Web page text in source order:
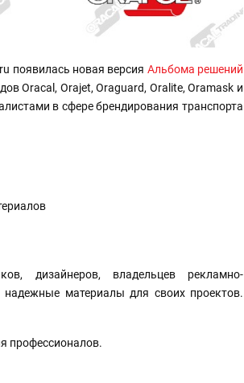
появилась новая версия Альбома решений
Oracal, Orajet, Oraguard, Oralite, Oramask и
в сфере брендирования транспорта
дизайнеров, владельцев рекламно-
материалы для своих проектов.
профессионалов.